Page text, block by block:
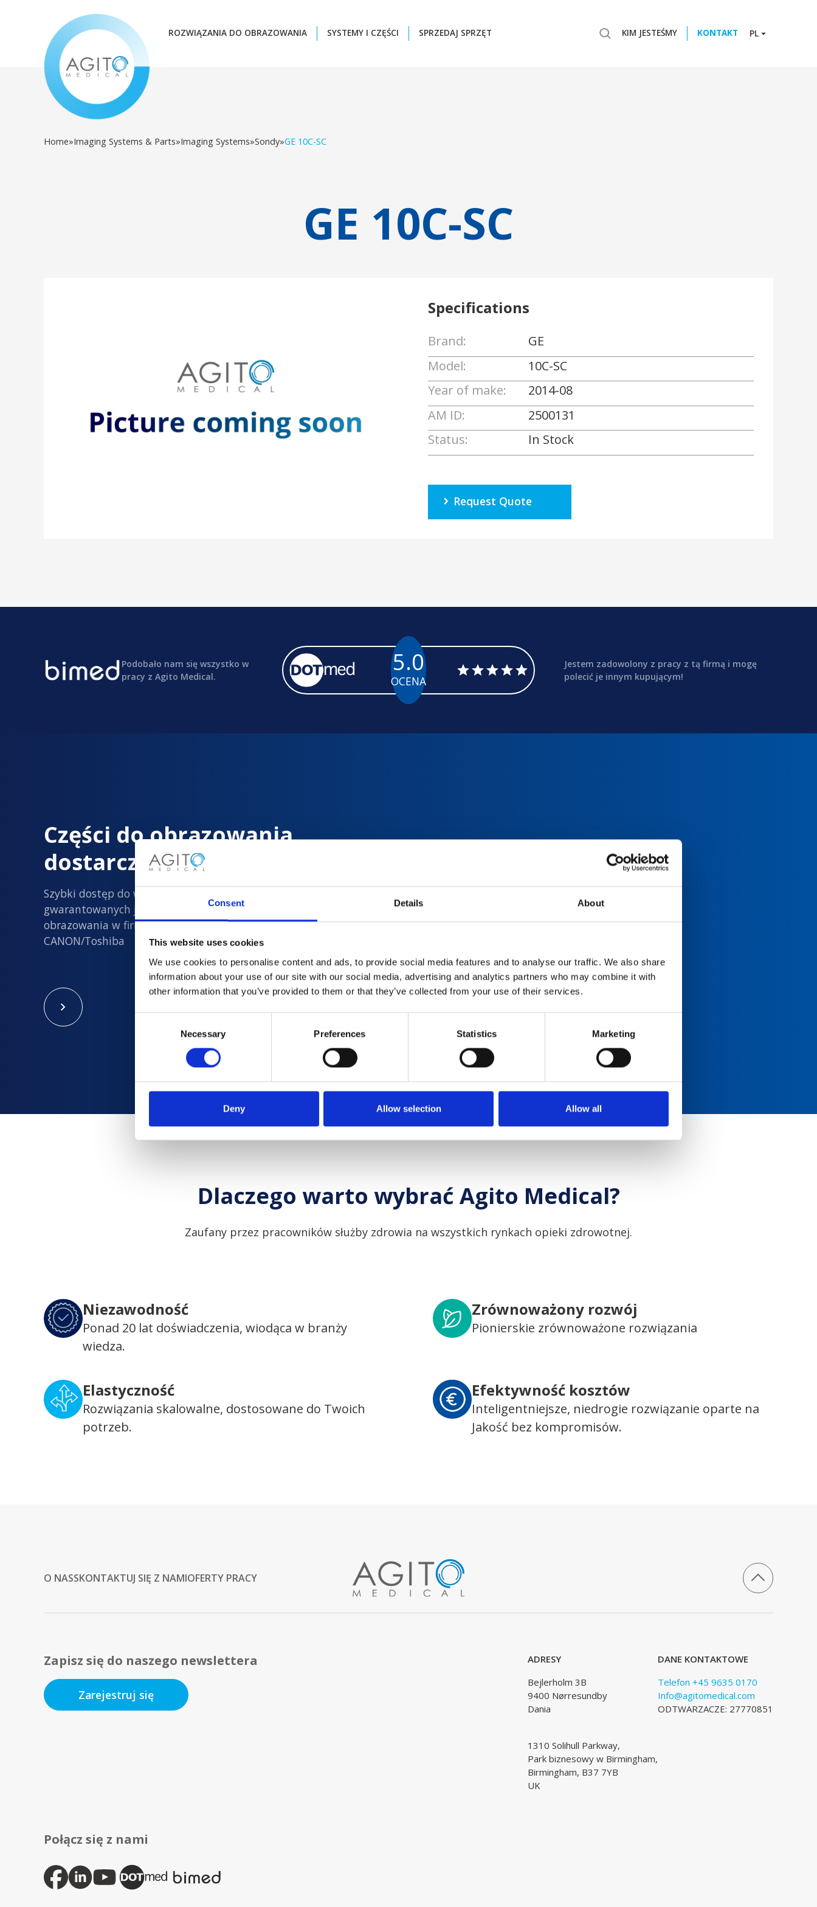
Consent Details About
This website uses cookies
We use cookies to personalise content and ads, to provide social media features and to analyse our traffic. We also share
information about your use of our site with our social media, advertising and analytics partners who may combine it with
other information that you’ve provided to them or that they’ve collected from your use of their services.
Necessary Preferences Statistics Marketing
Deny Allow selection Allow all
ROZWIĄZANIA DO OBRAZOWANIA SYSTEMY I CZĘŚCI SPRZEDAJ SPRZĘT KIM JESTEŚMY KONTAKT PL
Home»Imaging Systems & Parts»Imaging Systems»Sondy»GE 10C-SC
GE 10C-SC
Specifications
Brand:
GE
Model:
10C-SC
Year of make:
2014-08
AM ID:
2500131
Status:
In Stock
Request Quote
Podobało nam się wszystko w
pracy z Agito Medical.
5.0
OCENA
Jestem zadowolony z pracy z tą firmą i mogę
polecić je innym kupującym!
Części do obrazowania
dostarczane z dużą prędkością
Szybki dostęp do wszystkich nowych i
gwarantowanych jakości używanych części do
obrazowania w firmach Philips, Siemens, GE i
CANON/Toshiba
Dlaczego warto wybrać Agito Medical?
Zaufany przez pracowników służby zdrowia na wszystkich rynkach opieki zdrowotnej.
Niezawodność
Ponad 20 lat doświadczenia, wiodąca w branży
wiedza.
Zrównoważony rozwój
Pionierskie zrównoważone rozwiązania
Elastyczność
Rozwiązania skalowalne, dostosowane do Twoich
potrzeb.
Efektywność kosztów
Inteligentniejsze, niedrogie rozwiązanie oparte na
Jakość bez kompromisów.
O NASSKONTAKTUJ SIĘ Z NAMIOFERTY PRACY
Zapisz się do naszego newslettera
Zarejestruj się
ADRESY
Bejlerholm 3B
9400 Nørresundby
Dania
1310 Solihull Parkway,
Park biznesowy w Birmingham,
Birmingham, B37 7YB
UK
DANE KONTAKTOWE
Telefon +45 9635 0170
Info@agitomedical.com
ODTWARZACZE: 27770851
Połącz się z nami